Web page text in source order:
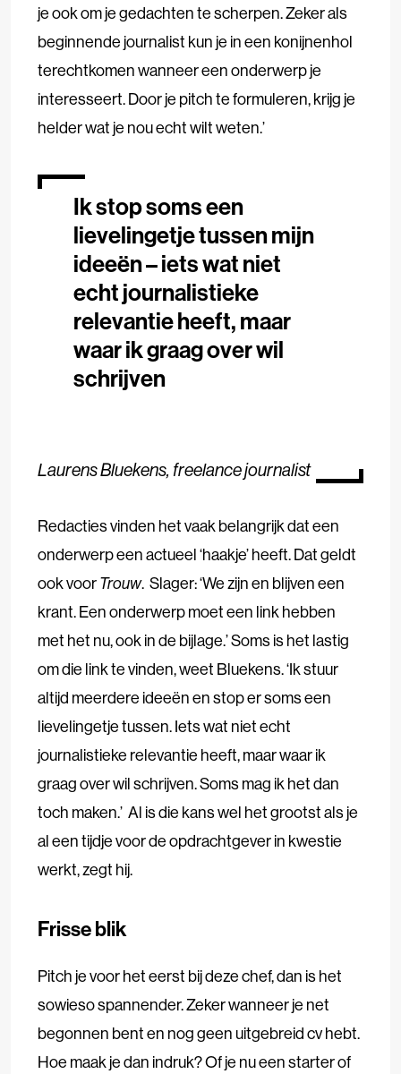
je ook om je gedachten te scherpen. Zeker als
beginnende journalist kun je in een konijnenhol
terechtkomen wanneer een onderwerp je
interesseert. Door je pitch te formuleren, krijg je
helder wat je nou echt wilt weten.’
Ik stop soms een
lievelingetje tussen mijn
ideeën – iets wat niet
echt journalistieke
relevantie heeft, maar
waar ik graag over wil
schrijven
Laurens Bluekens, freelance journalist
Redacties vinden het vaak belangrijk dat een
onderwerp een actueel ‘haakje’ heeft. Dat geldt
ook voorTrouw. Slager: ‘We zijn en blijven een
krant. Een onderwerp moet een link hebben
met het nu, ook in de bijlage.’ Soms is het lastig
om die link te vinden, weet Bluekens. ‘Ik stuur
altijd meerdere ideeën en stop er soms een
lievelingetje tussen. Iets wat niet echt
journalistieke relevantie heeft, maar waar ik
graag over wil schrijven. Soms mag ik het dan
toch maken.’ Al is die kans wel het grootst als je
al een tijdje voor de opdrachtgever in kwestie
werkt, zegt hij.
Frisse blik
Pitch je voor het eerst bij deze chef, dan is het
sowieso spannender. Zeker wanneer je net
begonnen bent en nog geen uitgebreid cv hebt.
Hoe maak je dan indruk? Of je nu een starter of